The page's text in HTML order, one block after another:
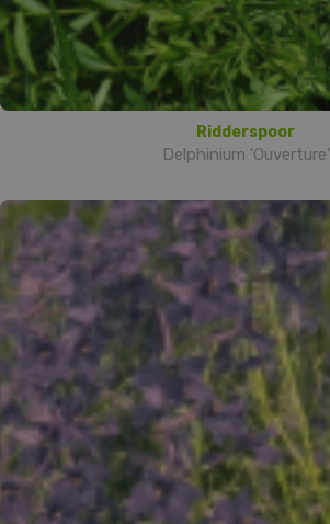
Ridderspoor
Delphinium 'Ouverture'